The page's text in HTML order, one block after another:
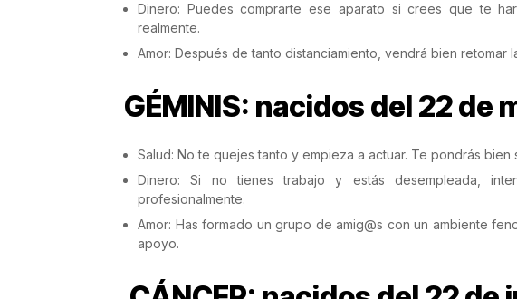
Dinero: Puedes comprarte ese aparato si crees que te
realmente.
Amor: Después de tanto distanciamiento, vendrá bien retomar
GÉMINIS: nacidos del 22 de
Salud: No te quejes tanto y empieza a actuar. Te pondrás bien
Dinero: Si no tienes trabajo y estás desempleada,
profesionalmente.
Amor: Has formado un grupo de amig@s con un ambiente
apoyo.